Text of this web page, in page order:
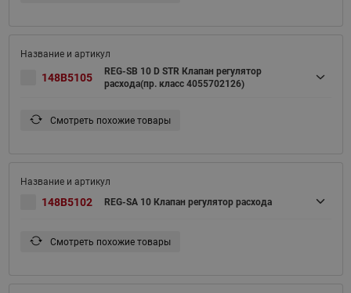
148B5105
REG-SB 10 D STR Клапан регулятор
расхода(пр. класс 4055702126)
Смотреть похожие товары
148B5102 REG-SA 10 Клапан регулятор расхода
Смотреть похожие товары